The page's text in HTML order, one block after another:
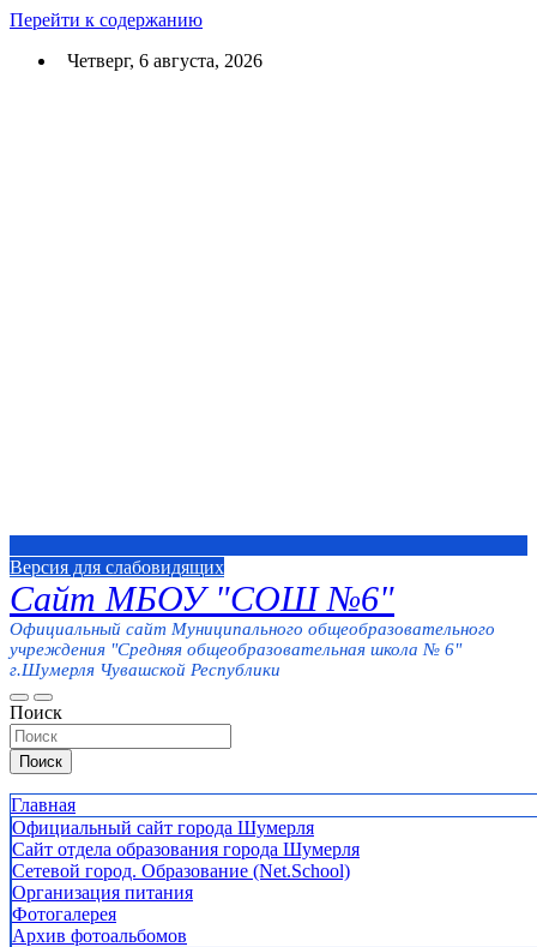
Перейти к содержанию
Четверг, 6 августа, 2026
Версия для слабовидящих
Сайт МБОУ "СОШ №6"
Официальный сайт Муниципального общеобразовательного
учреждения "Средняя общеобразовательная школа № 6"
г.Шумерля Чувашской Республики
Поиск
Поиск
Главная
Официальный сайт города Шумерля
Сайт отдела образования города Шумерля
Сетевой город. Образование (Net.School)
Организация питания
Фотогалерея
Архив фотоальбомов